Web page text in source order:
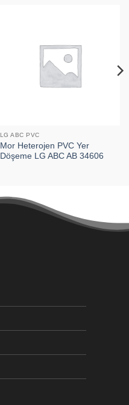
LG ABC PVC
Mor Heterojen PVC Yer
Döşeme LG ABC AB 34606